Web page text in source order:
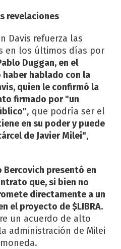
revelaciones
Davis refuerza las
en los últimos días por
Duggan, en el
haber hablado con la
quien le confirmó la
firmado por "un
, que podría ser el
en su poder y puede
de Javier Milei",
Bercovich presentó en
que, si bien no
directamente a un
el proyecto de $LIBRA.
un acuerdo de alto
administración de Milei